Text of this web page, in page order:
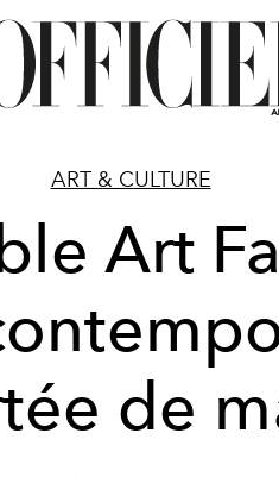
ART & CULTURE
Art
de